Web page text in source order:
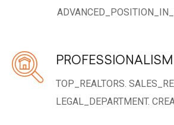
PROFESSIONALISM
TOP_REALTORS.
LEGAL_DEPARTMENT.